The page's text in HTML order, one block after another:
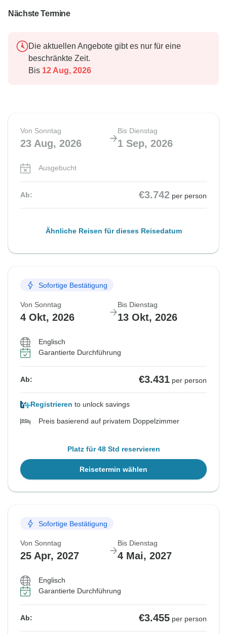
Nächste Termine
Die aktuellen Angebote gibt es nur für eine
beschränkte Zeit.
Bis 12 Aug, 2026
Von Sonntag
23 Aug, 2026
Bis Dienstag
1 Sep, 2026
Ausgebucht
Ab: €3.742 per person
Ähnliche Reisen für dieses Reisedatum
Sofortige Bestätigung
Von Sonntag
4 Okt, 2026
Bis Dienstag
13 Okt, 2026
Englisch
Garantierte Durchführung
Ab: €3.431 per person
Registrieren to unlock savings
Preis basierend auf privatem Doppelzimmer
Platz für 48 Std reservieren
Reisetermin wählen
Sofortige Bestätigung
Von Sonntag
25 Apr, 2027
Bis Dienstag
4 Mai, 2027
Englisch
Garantierte Durchführung
Ab: €3.455 per person